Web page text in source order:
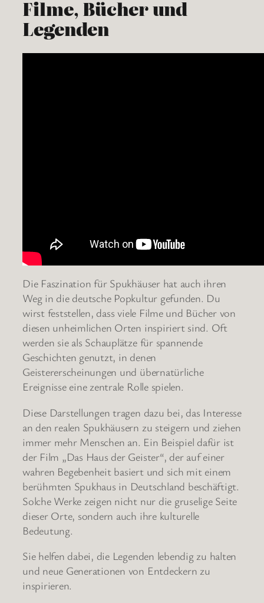
Filme, Bücher und
Legenden
Die Faszination für Spukhäuser hat auch ihren
Weg in die deutsche Popkultur gefunden. Du
wirst feststellen, dass viele Filme und Bücher von
diesen unheimlichen Orten inspiriert sind. Oft
werden sie als Schauplätze für spannende
Geschichten genutzt, in denen
Geistererscheinungen und übernatürliche
Ereignisse eine zentrale Rolle spielen.
Diese Darstellungen tragen dazu bei, das Interesse
an den realen Spukhäusern zu steigern und ziehen
immer mehr Menschen an. Ein Beispiel dafür ist
der Film „Das Haus der Geister“, der auf einer
wahren Begebenheit basiert und sich mit einem
berühmten Spukhaus in Deutschland beschäftigt.
Solche Werke zeigen nicht nur die gruselige Seite
dieser Orte, sondern auch ihre kulturelle
Bedeutung.
Sie helfen dabei, die Legenden lebendig zu halten
und neue Generationen von Entdeckern zu
inspirieren.